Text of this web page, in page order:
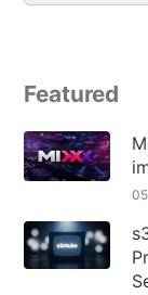
Featured